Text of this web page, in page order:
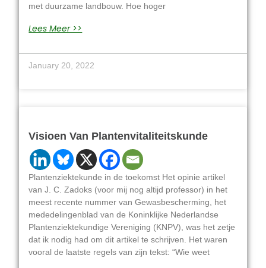
met duurzame landbouw. Hoe hoger
Lees Meer >>
January 20, 2022
Visioen Van Plantenvitaliteitskunde
Plantenziektekunde in de toekomst Het opinie artikel
van J. C. Zadoks (voor mij nog altijd professor) in het
meest recente nummer van Gewasbescherming, het
mededelingenblad van de Koninklijke Nederlandse
Plantenziektekundige Vereniging (KNPV), was het zetje
dat ik nodig had om dit artikel te schrijven. Het waren
vooral de laatste regels van zijn tekst: “Wie weet